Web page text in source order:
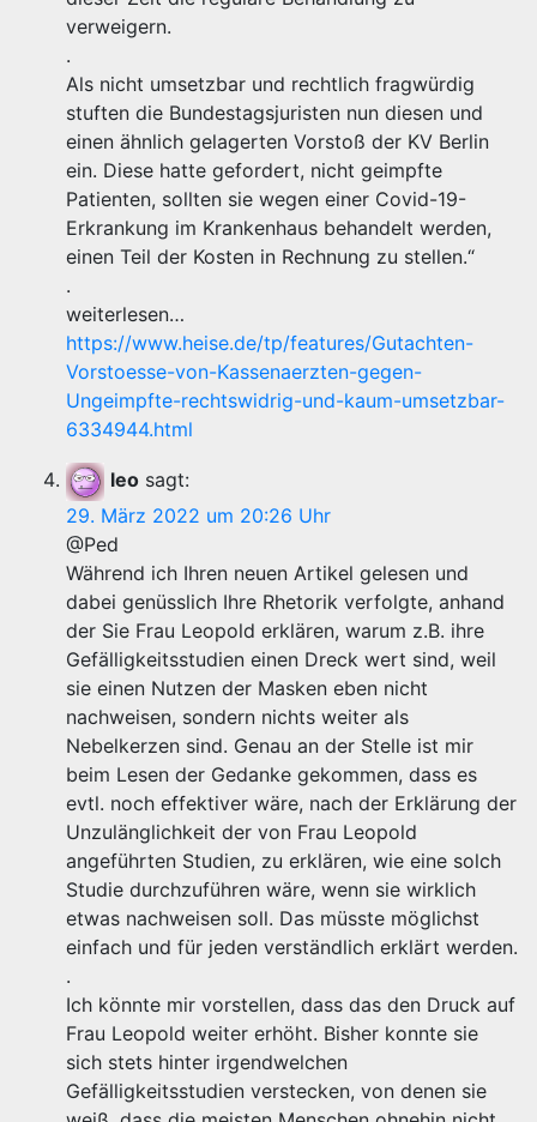
verweigern.
.
Als nicht umsetzbar und rechtlich fragwürdig
stuften die Bundestagsjuristen nun diesen und
einen ähnlich gelagerten Vorstoß der KV Berlin
ein. Diese hatte gefordert, nicht geimpfte
Patienten, sollten sie wegen einer Covid-19-
Erkrankung im Krankenhaus behandelt werden,
einen Teil der Kosten in Rechnung zu stellen.“
.
weiterlesen…
https://www.heise.de/tp/features/Gutachten-
Vorstoesse-von-Kassenaerzten-gegen-
Ungeimpfte-rechtswidrig-und-kaum-umsetzbar-
6334944.html
leo sagt:
29. März 2022 um 20:26 Uhr
@Ped
Während ich Ihren neuen Artikel gelesen und
dabei genüsslich Ihre Rhetorik verfolgte, anhand
der Sie Frau Leopold erklären, warum z.B. ihre
Gefälligkeitsstudien einen Dreck wert sind, weil
sie einen Nutzen der Masken eben nicht
nachweisen, sondern nichts weiter als
Nebelkerzen sind. Genau an der Stelle ist mir
beim Lesen der Gedanke gekommen, dass es
evtl. noch effektiver wäre, nach der Erklärung der
Unzulänglichkeit der von Frau Leopold
angeführten Studien, zu erklären, wie eine solch
Studie durchzuführen wäre, wenn sie wirklich
etwas nachweisen soll. Das müsste möglichst
einfach und für jeden verständlich erklärt werden.
.
Ich könnte mir vorstellen, dass das den Druck auf
Frau Leopold weiter erhöht. Bisher konnte sie
sich stets hinter irgendwelchen
Gefälligkeitsstudien verstecken, von denen sie